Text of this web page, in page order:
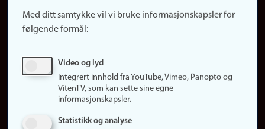
Finn studier
Ledige stillinger
Med ditt samtykke vil vi bruke informasjonskapsler for
følgende formål:
Video og lyd
Integrert innhold fra YouTube, Vimeo, Panopto og
VitenTV, som kan sette sine egne
informasjonskapsler.
Statistikk og analyse